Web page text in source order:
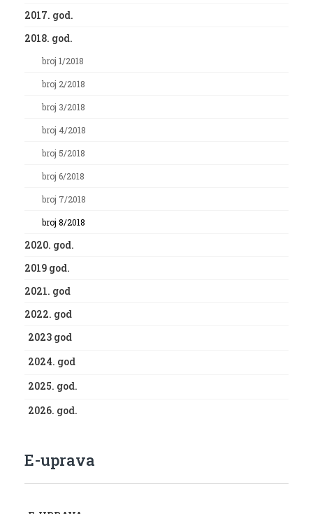
2017. god.
2018. god.
broj 1/2018
broj 2/2018
broj 3/2018
broj 4/2018
broj 5/2018
broj 6/2018
broj 7/2018
broj 8/2018
2020. god.
2019 god.
2021. god
2022. god
2023 god
2024. god
2025. god.
2026. god.
E-uprava